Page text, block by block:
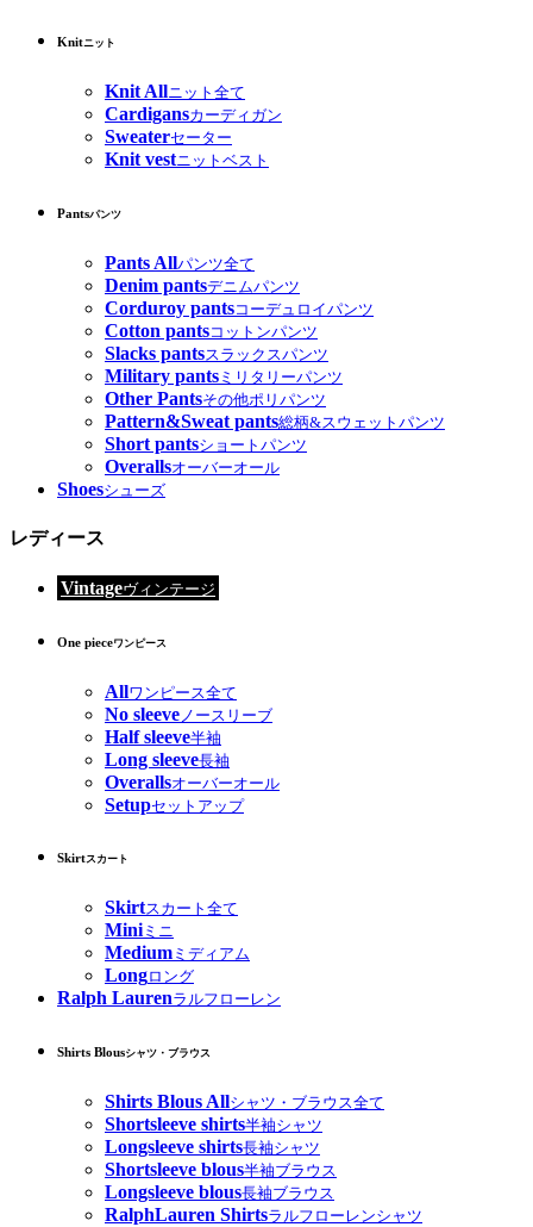
Knitニット
Knit Allニット全て
Cardigansカーディガン
Sweaterセーター
Knit vestニットベスト
Pantsパンツ
Pants Allパンツ全て
Denim pantsデニムパンツ
Corduroy pantsコーデュロイパンツ
Cotton pantsコットンパンツ
Slacks pantsスラックスパンツ
Military pants ミリタリーパンツ
Other Pantsその他ポリパンツ
Pattern&Sweat pants総柄&スウェットパンツ
Short pantsショートパンツ
Overallsオーバーオール
Shoesシューズ
レディース
Vintageヴィンテージ
One pieceワンピース
Allワンピース全て
No sleeve ノースリーブ
Half sleeve半袖
Long sleeve長袖
Overallsオーバーオール
Setupセットアップ
Skirtスカート
Skirtスカート全て
Miniミニ
Medium ミディアム
Longロング
Ralph Laurenラルフローレン
Shirts Blousシャツ・ブラウス
Shirts Blous Allシャツ・ブラウス全て
Shortsleeve shirts半袖シャツ
Longsleeve shirts長袖シャツ
Shortsleeve blous半袖ブラウス
Longsleeve blous長袖ブラウス
RalphLauren Shirtsラルフローレンシャツ